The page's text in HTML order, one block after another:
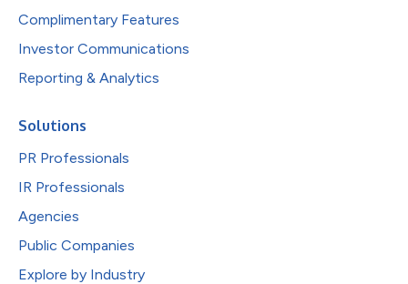
Complimentary Features
Investor Communications
Reporting & Analytics
Solutions
PR Professionals
IR Professionals
Agencies
Public Companies
Explore by Industry